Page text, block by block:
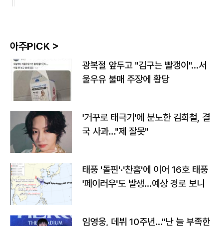
아주PICK >
광복절 앞두고 "김구는 빨갱이"…서
울우유 불매 주장에 황당
'거꾸로 태극기'에 분노한 김희철, 결
국 사과…"제 잘못"
태풍 '돌핀'·'찬홈'에 이어 16호 태풍
'페이러우'도 발생…예상 경로 보니
임영웅, 데뷔 10주년…"난 늘 부족한